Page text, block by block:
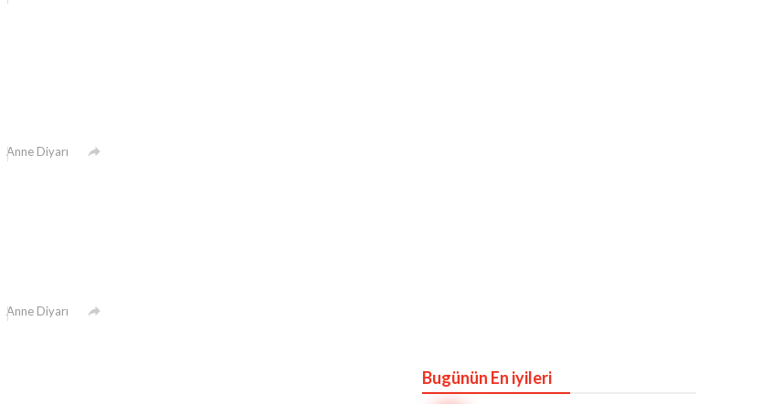
Anne Diyarı 
Anne Diyarı 
Bugünün En iyileri